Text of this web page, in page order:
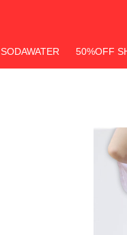
SODAWATER 50%OFF